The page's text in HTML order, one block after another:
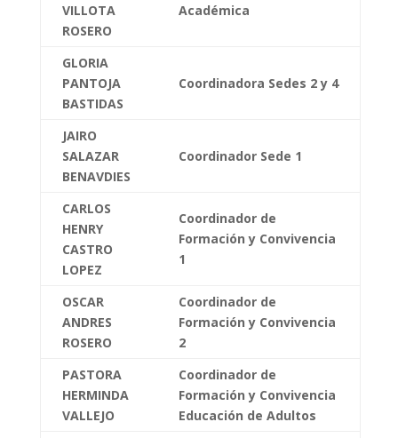
VILLOTA
ROSERO
Académica
GLORIA
PANTOJA
BASTIDAS
Coordinadora Sedes 2 y 4
JAIRO
SALAZAR
BENAVDIES
Coordinador Sede 1
CARLOS
HENRY
CASTRO
LOPEZ
Coordinador de
Formación y Convivencia
1
OSCAR
ANDRES
ROSERO
Coordinador de
Formación y Convivencia
2
PASTORA
HERMINDA
VALLEJO
Coordinador de
Formación y Convivencia
Educación de Adultos